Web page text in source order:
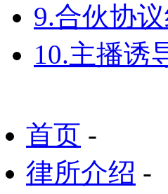
9.合伙协
10.主播
首页 -
律所介绍 -